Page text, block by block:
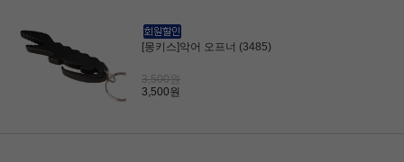
[몽키스]악어 오프너 (3485)
3,500원
3,500원